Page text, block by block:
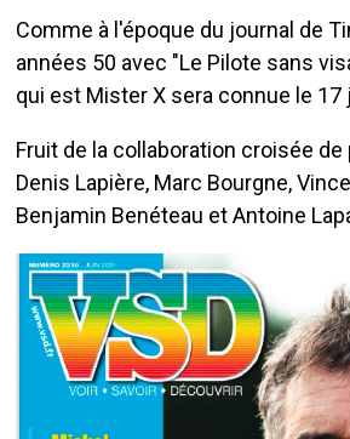
Comme à l'époque du journal de
années 50 avec "Le Pilote sans
qui est Mister X sera connue le 17
Fruit de la collaboration croisée
Denis Lapière, Marc Bourgne,
Benjamin Benéteau et Antoine